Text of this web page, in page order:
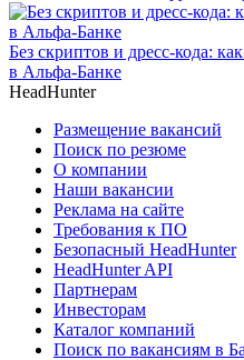
Без скриптов и дресс-кода:
в Альфа-Банке
HeadHunter
Размещение вакансий
Поиск по резюме
О компании
Наши вакансии
Реклама на сайте
Требования к ПО
Безопасный HeadHunter
HeadHunter API
Партнерам
Инвесторам
Каталог компаний
Поиск по вакансиям в